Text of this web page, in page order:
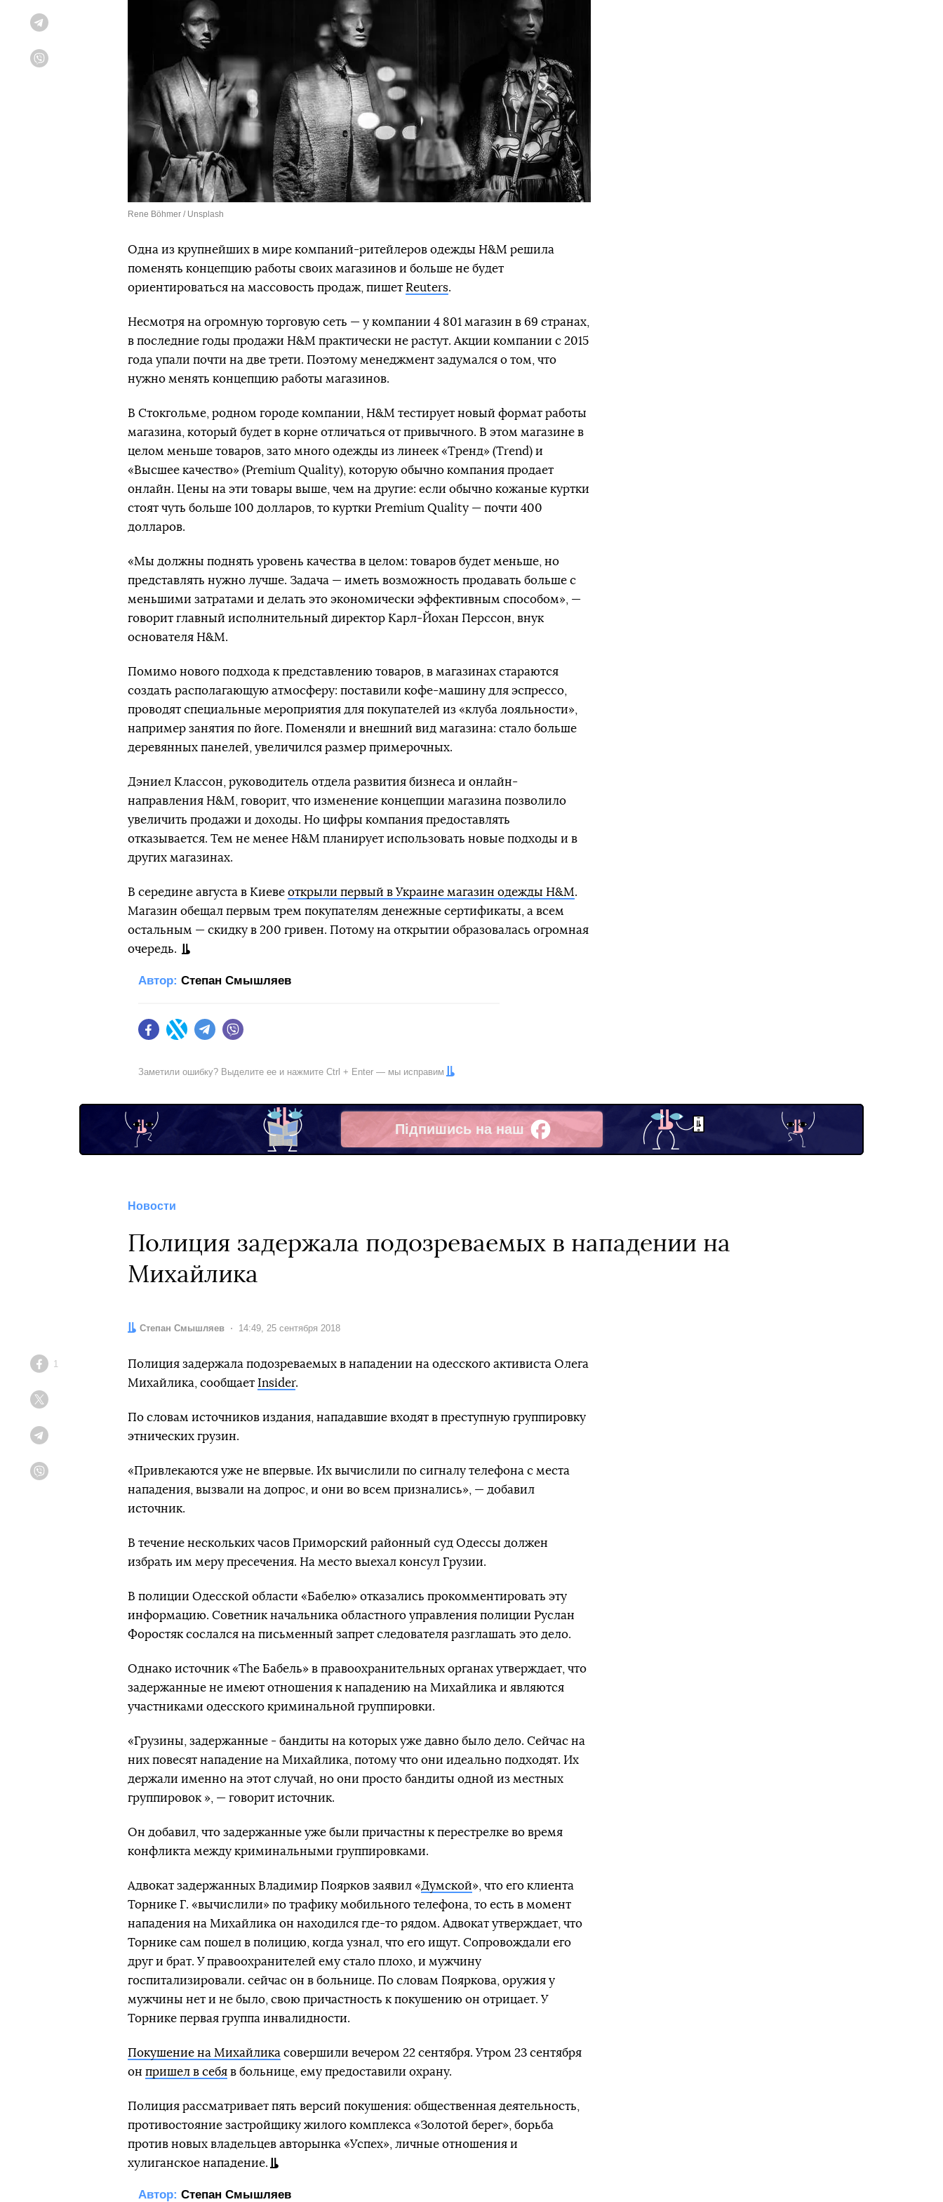
Rene Böhmer / Unsplash
Одна из крупнейших в мире компаний-ритейлеров одежды H&M решила
поменять концепцию работы своих магазинов и больше не будет
ориентироваться на массовость продаж, пишет Reuters.
Несмотря на огромную торговую сеть — у компании 4 801 магазин в 69 странах,
в последние годы продажи H&M практически не растут. Акции компании с 2015
года упали почти на две трети. Поэтому менеджмент задумался о том, что
нужно менять концепцию работы магазинов.
В Стокгольме, родном городе компании, H&M тестирует новый формат работы
магазина, который будет в корне отличаться от привычного. В этом магазине в
целом меньше товаров, зато много одежды из линеек «Тренд» (Trend) и
«Высшее качество» (Premium Quality), которую обычно компания продает
онлайн. Цены на эти товары выше, чем на другие: если обычно кожаные куртки
стоят чуть больше 100 долларов, то куртки Premium Quality — почти 400
долларов.
«Мы должны поднять уровень качества в целом: товаров будет меньше, но
представлять нужно лучше. Задача — иметь возможность продавать больше с
меньшими затратами и делать это экономически эффективным способом», —
говорит главный исполнительный директор Карл-Йохан Перссон, внук
основателя H&M.
Помимо нового подхода к представлению товаров, в магазинах стараются
создать располагающую атмосферу: поставили кофе-машину для эспрессо,
проводят специальные мероприятия для покупателей из «клуба лояльности»,
например занятия по йоге. Поменяли и внешний вид магазина: стало больше
деревянных панелей, увеличился размер примерочных.
Дэниел Классон, руководитель отдела развития бизнеса и онлайн-
направления H&M, говорит, что изменение концепции магазина позволило
увеличить продажи и доходы. Но цифры компания предоставлять
отказывается. Тем не менее H&M планирует использовать новые подходы и в
других магазинах.
В середине августа в Киеве открыли первый в Украине магазин одежды H&M.
Магазин обещал первым трем покупателям денежные сертификаты, а всем
остальным — скидку в 200 гривен. Потому на открытии образовалась огромная
очередь.
Автор: Степан Смышляев
FacebookTwitter Telegram
Заметили ошибку? Выделите ее и нажмите Ctrl + Enter — мы исправим
Підпишись на наш
Facebook
Новости
Полиция задержала подозреваемых в нападении на
Михайлика
Автор:
Степан Смышляев Дата:
14:49, 25 сентября 2018
Facebook
1
Полиция задержала подозреваемых в нападении на одесского активиста Олега
Михайлика, сообщает Insider.
По словам источников издания, нападавшие входят в преступную группировку
этнических грузин.
«Привлекаются уже не впервые. Их вычислили по сигналу телефона с места
нападения, вызвали на допрос, и они во всем признались», — добавил
источник.
В течение нескольких часов Приморский районный суд Одессы должен
избрать им меру пресечения. На место выехал консул Грузии.
В полиции Одесской области «Бабелю» отказались прокомментировать эту
информацию. Советник начальника областного управления полиции Руслан
Форостяк сослался на письменный запрет следователя разглашать это дело.
Однако источник «The Бабель» в правоохранительных органах утверждает, что
задержанные не имеют отношения к нападению на Михайлика и являются
участниками одесского криминальной группировки.
«Грузины, задержанные - бандиты на которых уже давно было дело. Сейчас на
них повесят нападение на Михайлика, потому что они идеально подходят. Их
держали именно на этот случай, но они просто бандиты одной из местных
группировок », — говорит источник.
Он добавил, что задержанные уже были причастны к перестрелке во время
конфликта между криминальными группировками.
Адвокат задержанных Владимир Поярков заявил «Думской», что его клиента
Торнике Г. «вычислили» по трафику мобильного телефона, то есть в момент
нападения на Михайлика он находился где-то рядом. Адвокат утверждает, что
Торнике сам пошел в полицию, когда узнал, что его ищут. Сопровождали его
друг и брат. У правоохранителей ему стало плохо, и мужчину
госпитализировали. сейчас он в больнице. По словам Пояркова, оружия у
мужчины нет и не было, свою причастность к покушению он отрицает. У
Торнике первая группа инвалидности.
Покушение на Михайлика совершили вечером 22 сентября. Утром 23 сентября
он пришел в себя в больнице, ему предоставили охрану.
Полиция рассматривает пять версий покушения: общественная деятельность,
противостояние застройщику жилого комплекса «Золотой берег», борьба
против новых владельцев авторынка «Успех», личные отношения и
хулиганское нападение.
Автор: Степан Смышляев